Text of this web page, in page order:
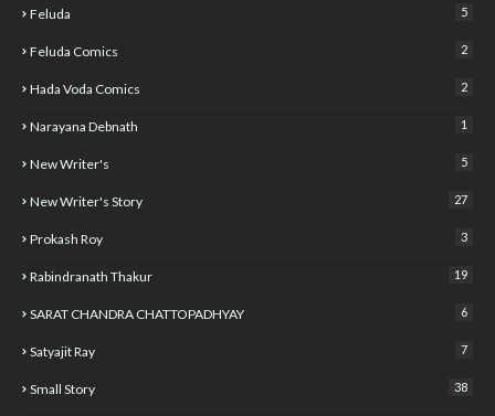
Feluda 5
Feluda Comics 2
Hada Voda Comics 2
Narayana Debnath 1
New Writer's 5
New Writer's Story 27
Prokash Roy 3
Rabindranath Thakur 19
SARAT CHANDRA CHATTOPADHYAY 6
Satyajit Ray 7
Small Story 38